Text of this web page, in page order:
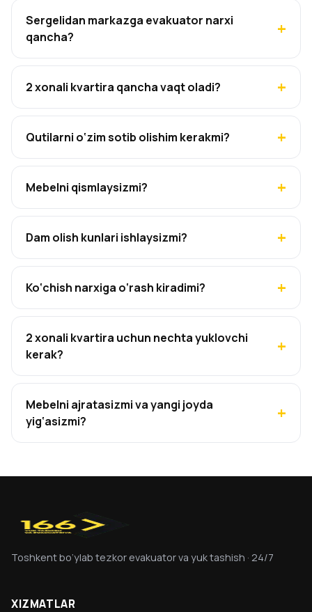
Sergelidan markazga evakuator narxi
qancha?
2 xonali kvartira qancha vaqt oladi?
Qutilarni o‘zim sotib olishim kerakmi?
Mebelni qismlaysizmi?
Dam olish kunlari ishlaysizmi?
Ko‘chish narxiga o‘rash kiradimi?
2 xonali kvartira uchun nechta yuklovchi
kerak?
Mebelni ajratasizmi va yangi joyda
yig‘asizmi?
Toshkent bo‘ylab tezkor evakuator va yuk tashish · 24/7
XIZMATLAR